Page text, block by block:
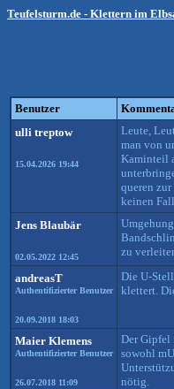
Teufelsturm.de - Klettern im
Benutzer
ulli treptow
15.04.2026 19:44
Leute,
man von
Kaminteil
queren
keinen
Jens Blaubär
02.05.2022 12:45
zu
andreasT
Authentifizierter Benutzer
20.09.2018 18:03
Die U-
klettert.
Maier Klemens
Authentifizierter Benutzer
26.07.2018 11:09
Der Gipfel
sowohl
nötig.